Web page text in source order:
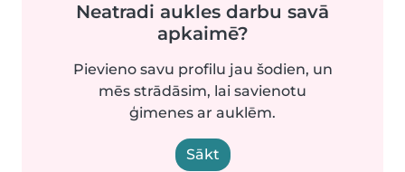
Neatradi aukles darbu savā
apkaimē?
Pievieno savu profilu jau šodien, un
mēs strādāsim, lai savienotu
ģimenes ar auklēm.
Sākt